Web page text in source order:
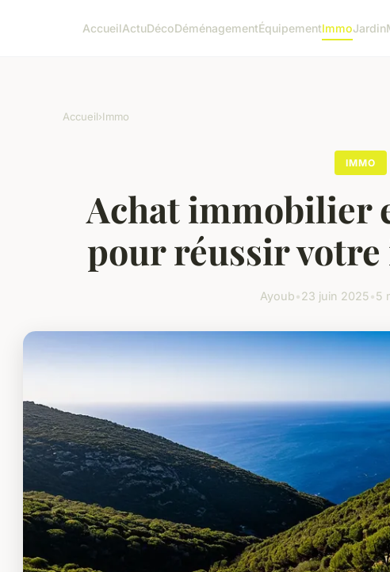
AccueilActuDécoDéménagementÉquipementImmoJardin
Accueil›Immo
IMMO
Achat immobilier
pour réussir
Ayoub•23 juin 2025•5